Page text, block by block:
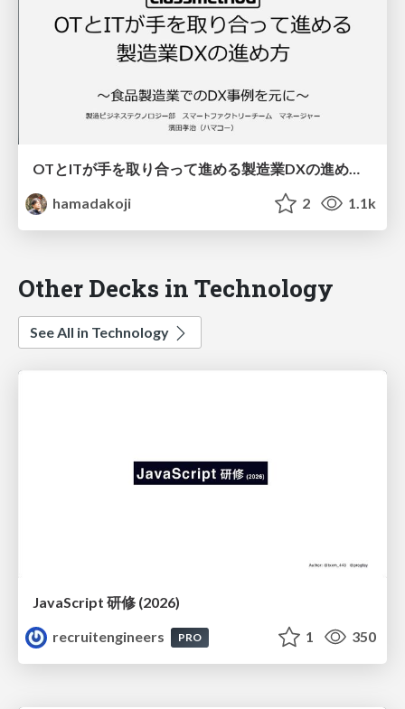
OTとITが手を取り合って進める製造業DXの進め方〜食品製造業でのDX事例を元に〜
hamadakoji
2 1.1k
Other Decks in Technology
See All in Technology
JavaScript 研修 (2026)
recruitengineers
PRO 1 350